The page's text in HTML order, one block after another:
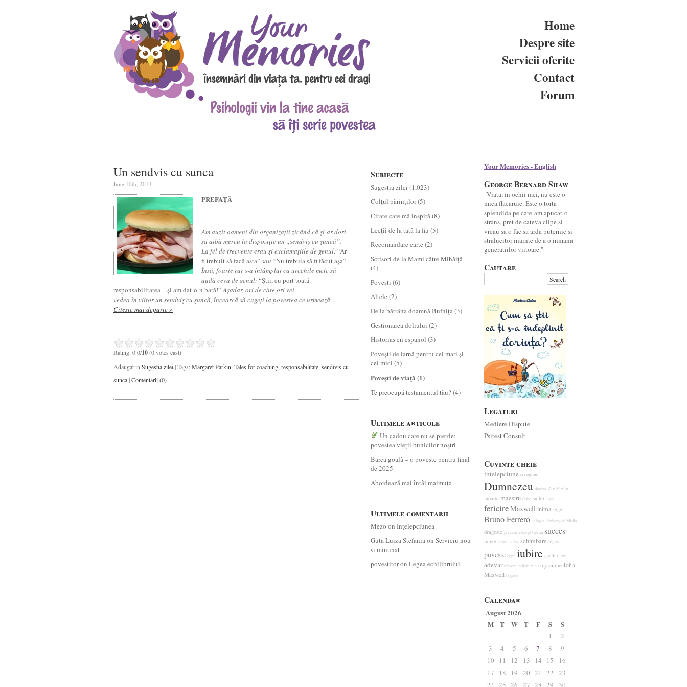
Home
Despre site
Servicii oferite
Contact
Forum
Un sendvis cu sunca
June 10th, 2013
PREFAŢĂ
Am auzit oameni din organizaţii zicând că şi-ar dori
să aibă mereu la dispoziţie un „sendviş cu şuncă”.
La fel de frecvente erau şi exclamaţiile de genul:“Ar
fi trebuit să facă asta” sau “Nu trebuia să fi făcut aşa”.
Însă, foarte rar s-a întâmplat ca urechile mele să
audă ceva de genul:“Ştii, eu port toată
responsabilitatea – şi am dat-o-n bară!”Aşadar, ori de câte ori vei
vedea în viitor un sendviş cu şuncă, încearcă să cugeţi la povestea ce urmează…
Citeste mai departe »
Rating: 0.0/10(0 votes cast)
Adaugat in Sugestia zilei| Tags:Margaret Parkin Tales for coaching responsabilitate sendivis cu
sunca|Comentarii (0)
Subiecte
Sugestia zilei (1,023)
Colţul părinţilor(5)
Citate care mă inspiră(8)
Lecţii de la tată la fiu (5)
Recomandare carte (2)
Scrisori de la Mami către Mihăiţă
(4)
Poveşti (6)
Altele (2)
De la bătrâna doamnă Bufniţa(3)
Gestionarea doliului (2)
Historias en español (3)
Poveşti de iarnă pentru cei mari şi
cei mici (5)
Poveşti de viaţă (1)
Te preocupă testamentul tău?(4)
Ultimele articole
Un cadou care nu se pierde:
povestea vieții bunicilor noștri
Barca goală – o poveste pentru final
de 2025
Abordează mai întâi maimuța
Ultimele comentarii
Mezo on Înţelepciunea
Guta Luiza Stefaniaon Serviciu nou
si minunat
povestitoron Legea echilibrului
Your Memories - English
George Bernard Shaw
"Viata, in ochii mei, nu este o
mica flacaruie. Este o torta
splendida pe care-am apucat-o
strans, pret de cateva clipe si
vreau sa o fac sa arda puternic si
stralucitor inainte de a o inmana
generatiilor viitoare."
Cautare
Legaturi
Mediere Dispute
Psitest Consult
Cuvinte cheie
intelepciune acceptare
Dumnezeu dorinta Zig Ziglar
moarte maestru Osho suflet copii
fericireMaxwellinima rege
Bruno Ferrero calugar Anthony de Mello
dragoste prezent intelept batran succes
minte caine cadou schimbare legea
poveste copil iubire ganduri zen
adevar univers ceilalti vis rugaciune John
Maxwell bogatie
Calendar
August 2026
M
T W T F S S
1
2
3
4 5 6 7 8
9
10
11 12 13 14 15
16
17
18 19 20 21 22
23
24 25 26 27 28 29 30